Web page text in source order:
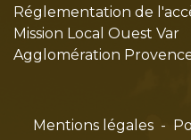
Réglementation de
Mission Local Ouest Var
Agglomération
Mentions légales -